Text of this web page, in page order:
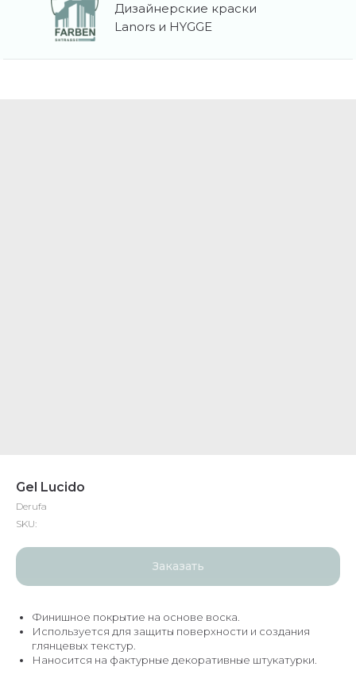
Дизайнерские краски
Lanors и HYGGE
Gel Lucido
Derufa
SKU:
Заказать
Финишное покрытие на основе воска.
Используется для защиты поверхности и создания
глянцевых текстур.
Наносится на фактурные декоративные штукатурки.